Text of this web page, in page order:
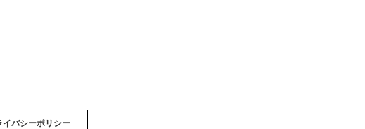
イバシーポリシー